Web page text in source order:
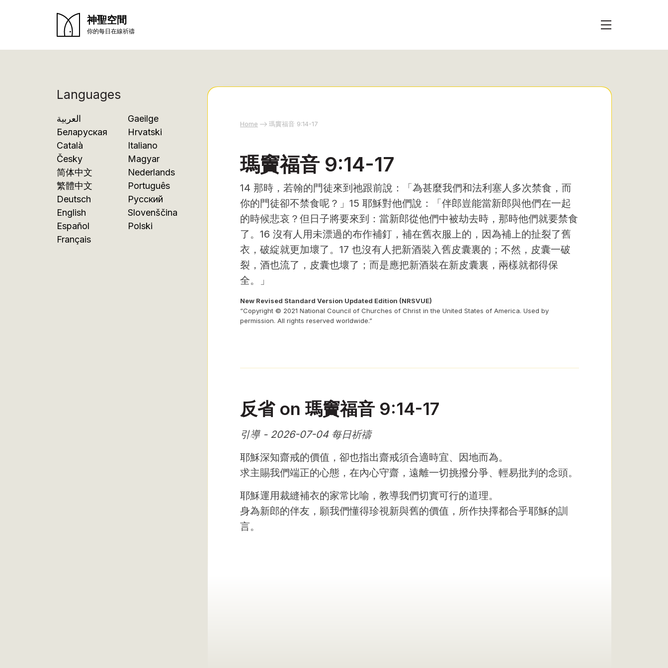
神聖空間
你的每日在線祈禱
Languages
العربية
Беларуская
Català
Česky
简体中文
繁體中文
Deutsch
English
Español
Français
Gaeilge
Hrvatski
Italiano
Magyar
Nederlands
Português
Русский
Slovenščina
Polski
Home 瑪竇福音 9:14-17
瑪竇福音 9:14-17
14 那時，若翰的門徒來到祂跟前說：「為甚麼我們和法利塞人多次禁食，而
你的門徒卻不禁食呢？」15 耶穌對他們說：「伴郎豈能當新郎與他們在一起
的時候悲哀？但日子將要來到：當新郎從他們中被劫去時，那時他們就要禁食
了。16 沒有人用未漂過的布作補釘，補在舊衣服上的，因為補上的扯裂了舊
衣，破綻就更加壞了。17 也沒有人把新酒裝入舊皮囊裏的；不然，皮囊一破
裂，酒也流了，皮囊也壞了；而是應把新酒裝在新皮囊裏，兩樣就都得保
全。」
New Revised Standard Version Updated Edition (NRSVUE)
“Copyright © 2021 National Council of Churches of Christ in the United States of America. Used by
permission. All rights reserved worldwide.”
反省 on 瑪竇福音 9:14-17
引導 - 2026-07-04 每日祈禱
耶穌深知齋戒的價值，卻也指出齋戒須合適時宜、因地而為。
求主賜我們端正的心態，在內心守齋，遠離一切挑撥分爭、輕易批判的念頭。
耶穌運用裁縫補衣的家常比喻，教導我們切實可行的道理。
身為新郎的伴友，願我們懂得珍視新與舊的價值，所作抉擇都合乎耶穌的訓
言。